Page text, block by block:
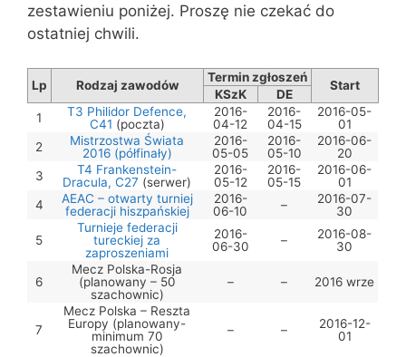
zestawieniu poniżej. Proszę nie czekać do
ostatniej chwili.
Lp Rodzaj zawodów
Termin zgłoszeń
Start
KSzK
DE
1
T3 Philidor Defence,
C41 (poczta)
2016-
04-12
2016-
04-15
2016-05-
01
2
Mistrzostwa Świata
2016 (półfinały)
2016-
05-05
2016-
05-10
2016-06-
20
3
T4 Frankenstein-
Dracula, C27 (serwer)
2016-
05-12
2016-
05-15
2016-06-
01
4
AEAC – otwarty turniej
federacji hiszpańskiej
2016-
06-10
–
2016-07-
30
5
Turnieje federacji
tureckiej za
zaproszeniami
2016-
06-30
–
2016-08-
30
6
Mecz Polska-Rosja
(planowany – 50
szachownic)
– – 2016 wrze
7
Mecz Polska – Reszta
Europy (planowany-
minimum 70
szachownic)
– –
2016-12-
01